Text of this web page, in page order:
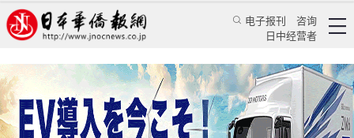
电子报刊
咨询
日中经营者